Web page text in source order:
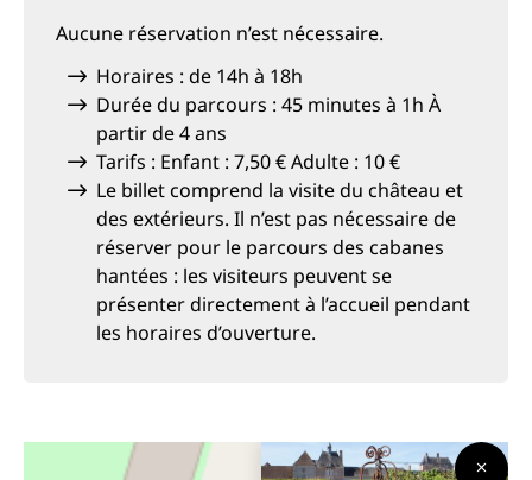
Aucune réservation n’est nécessaire.
Horaires : de 14h à 18h
Durée du parcours : 45 minutes à 1h À
partir de 4 ans
Tarifs : Enfant : 7,50 € Adulte : 10 €
Le billet comprend la visite du château et
des extérieurs. Il n’est pas nécessaire de
réserver pour le parcours des cabanes
hantées : les visiteurs peuvent se
présenter directement à l’accueil pendant
les horaires d’ouverture.